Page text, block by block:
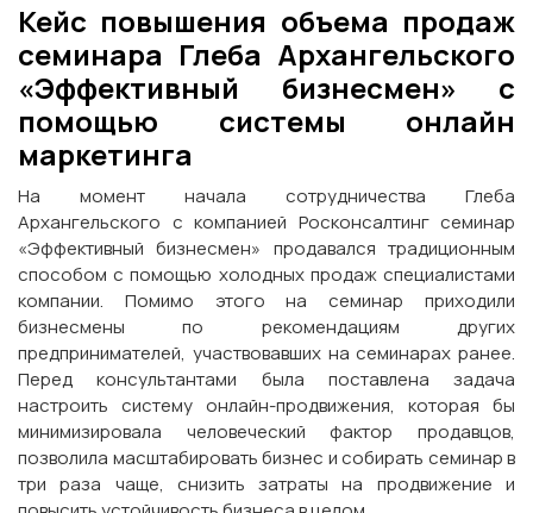
Кейс повышения объема продаж
семинара Глеба Архангельского
«Эффективный бизнесмен» с
помощью системы онлайн
маркетинга
На момент начала сотрудничества Глеба
Архангельского с компанией Росконсалтинг семинар
«Эффективный бизнесмен» продавался традиционным
способом с помощью холодных продаж специалистами
компании. Помимо этого на семинар приходили
бизнесмены по рекомендациям других
предпринимателей, участвовавших на семинарах ранее.
Перед консультантами была поставлена задача
настроить систему онлайн-продвижения, которая бы
минимизировала человеческий фактор продавцов,
позволила масштабировать бизнес и собирать семинар в
три раза чаще, снизить затраты на продвижение и